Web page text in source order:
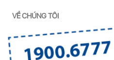
VỀ CHÚNG TÔI